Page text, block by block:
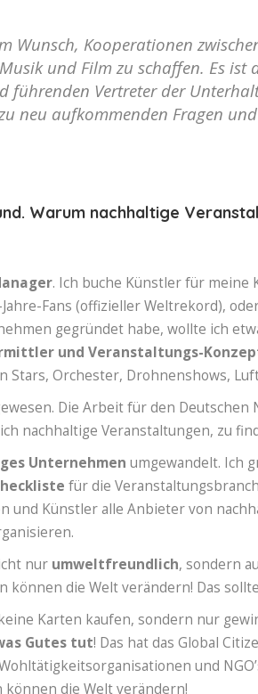
Wunsch, Kooperationen
und Film zu schaffen. Es
führenden Vertreter der
neu aufkommenden Fragen
Warum nachhaltige
. Ich buche Künstler für meine
Fans (offizieller Weltrekord),
gegründet habe, wollte ich
und Veranstaltungs-
Stars, Orchester, Drohnenshows,
Die Arbeit für den
nachhaltige Veranstaltungen, zu
Unternehmen umgewandelt. Ich
für die
und Künstler alle Anbieter von
nur umweltfreundlich, sondern
können die Welt verändern! Das
Karten kaufen, sondern nur
Gutes tut! Das hat das Global
und
können die Welt verändern!